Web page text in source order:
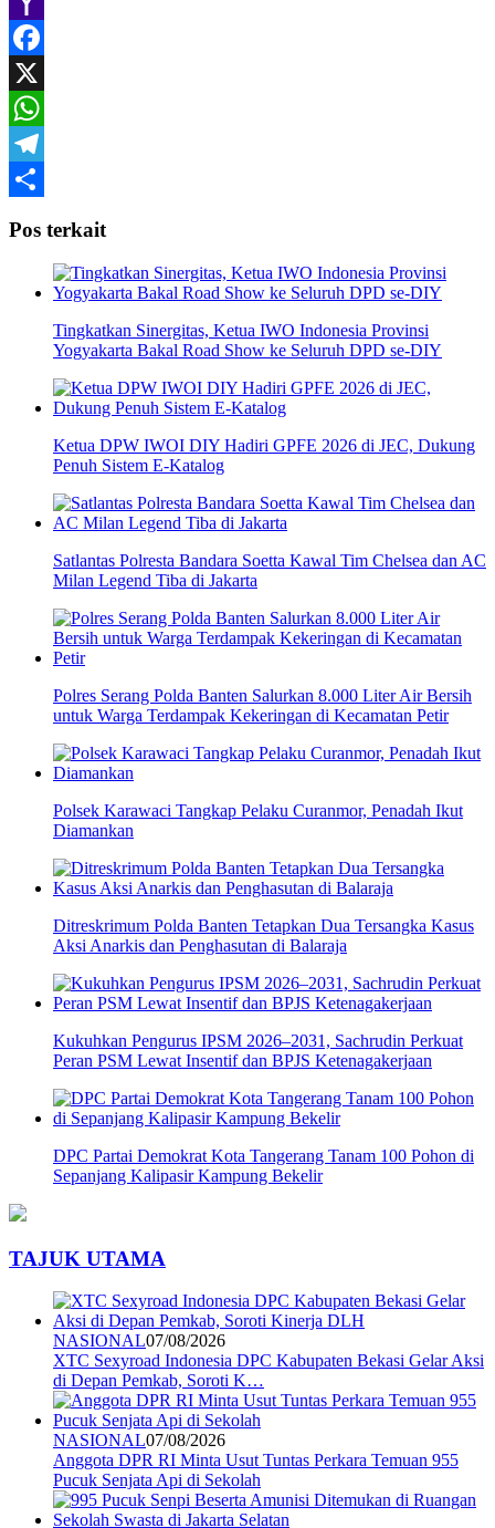
Yahoo
Mail
Facebook
X
WhatsApp
Telegram
Pos terkait
Tingkatkan Sinergitas, Ketua IWO Indonesia Provinsi
Yogyakarta Bakal Road Show ke Seluruh DPD se-DIY
Ketua DPW IWOI DIY Hadiri GPFE 2026 di JEC, Dukung
Penuh Sistem E-Katalog
Satlantas Polresta Bandara Soetta Kawal Tim Chelsea dan AC
Milan Legend Tiba di Jakarta
Polres Serang Polda Banten Salurkan 8.000 Liter Air Bersih
untuk Warga Terdampak Kekeringan di Kecamatan Petir
Polsek Karawaci Tangkap Pelaku Curanmor, Penadah Ikut
Diamankan
Ditreskrimum Polda Banten Tetapkan Dua Tersangka Kasus
Aksi Anarkis dan Penghasutan di Balaraja
Kukuhkan Pengurus IPSM 2026–2031, Sachrudin Perkuat
Peran PSM Lewat Insentif dan BPJS Ketenagakerjaan
DPC Partai Demokrat Kota Tangerang Tanam 100 Pohon di
Sepanjang Kalipasir Kampung Bekelir
TAJUK UTAMA
NASIONAL07/08/2026
XTC Sexyroad Indonesia DPC Kabupaten Bekasi Gelar Aksi
di Depan Pemkab, Soroti K…
NASIONAL07/08/2026
Anggota DPR RI Minta Usut Tuntas Perkara Temuan 955
Pucuk Senjata Api di Sekolah